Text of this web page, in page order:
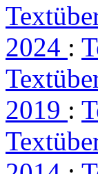
2024 :
2019 :